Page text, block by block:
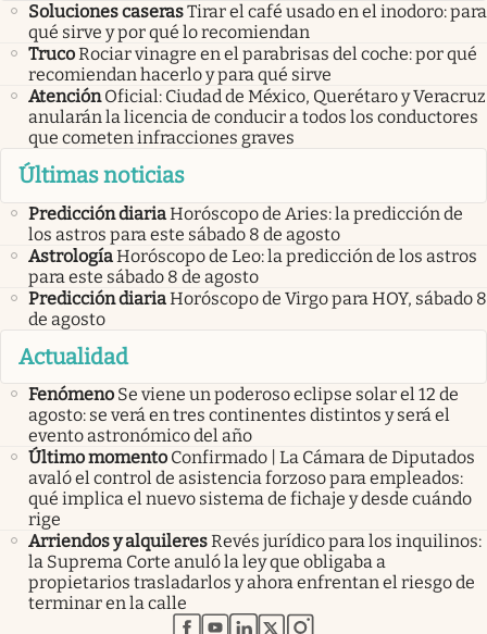
Soluciones caserasTirar el café usado en el inodoro: para
qué sirve y por qué lo recomiendan
TrucoRociar vinagre en el parabrisas del coche: por qué
recomiendan hacerlo y para qué sirve
Atención Oficial: Ciudad de México, Querétaro y Veracruz
anularán la licencia de conducir a todos los conductores
que cometen infracciones graves
Últimas noticias
Predicción diariaHoróscopo de Aries: la predicción de
los astros para este sábado 8 de agosto
AstrologíaHoróscopo de Leo: la predicción de los astros
para este sábado 8 de agosto
Predicción diariaHoróscopo de Virgo para HOY, sábado 8
de agosto
Actualidad
Fenómeno Se viene un poderoso eclipse solar el 12 de
agosto: se verá en tres continentes distintos y será el
evento astronómico del año
Último momento Confirmado | La Cámara de Diputados
avaló el control de asistencia forzoso para empleados:
qué implica el nuevo sistema de fichaje y desde cuándo
rige
Arriendos y alquileresRevés jurídico para los inquilinos:
la Suprema Corte anuló la ley que obligaba a
propietarios trasladarlos y ahora enfrentan el riesgo de
terminar en la calle
abre en nueva pestaña
abre en nueva pestaña
abre en nueva pestaña
abre en nueva pestaña
abre en nueva pestaña